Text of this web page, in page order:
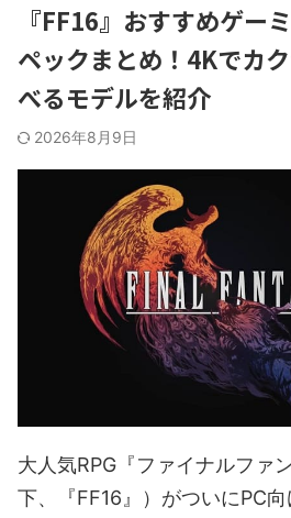
『FF16』おすすめゲー
ペックまとめ！4Kでカ
べるモデルを紹介
2026年8月9日
大人気RPG『ファイナルファ
下、『FF16』）がついにPC